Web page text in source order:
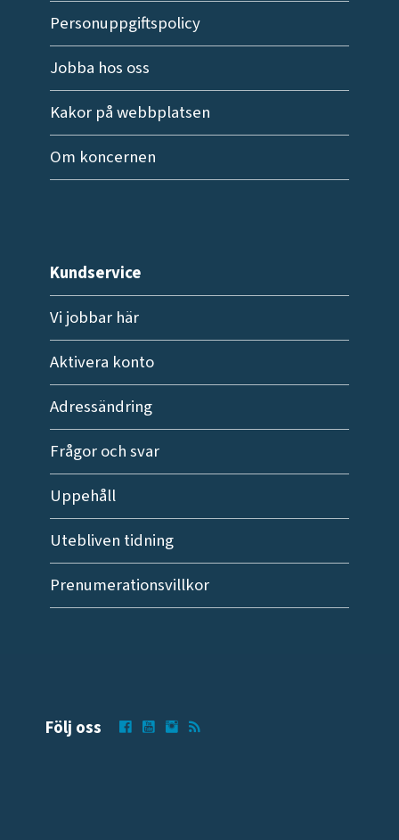
Personuppgiftspolicy
Jobba hos oss
Kakor på webbplatsen
Om koncernen
Kundservice
Vi jobbar här
Aktivera konto
Adressändring
Frågor och svar
Uppehåll
Utebliven tidning
Prenumerationsvillkor
Följ oss